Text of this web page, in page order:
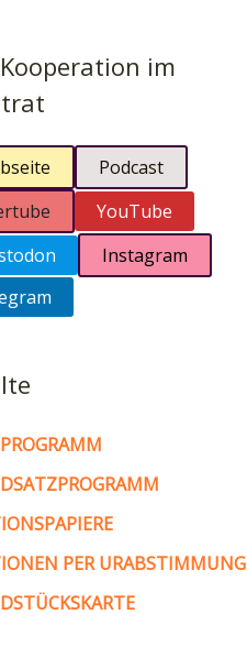
Kooperation im
Podcast
YouTube
Instagram
PER URABSTIMMUNG